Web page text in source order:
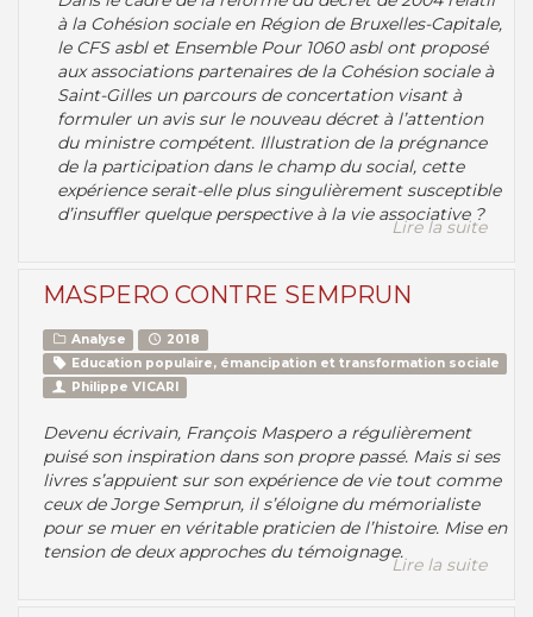
à la Cohésion sociale en Région de Bruxelles-Capitale,
le CFS asbl et Ensemble Pour 1060 asbl ont proposé
aux associations partenaires de la Cohésion sociale à
Saint-Gilles un parcours de concertation visant à
formuler un avis sur le nouveau décret à l’attention
du ministre compétent. Illustration de la prégnance
de la participation dans le champ du social, cette
expérience serait-elle plus singulièrement susceptible
d’insuffler quelque perspective à la vie associative ?
Lire la suite
MASPERO CONTRE SEMPRUN
Analyse
2018
Education populaire, émancipation et transformation sociale
Philippe VICARI
Devenu écrivain, François Maspero a régulièrement
puisé son inspiration dans son propre passé. Mais si ses
livres s’appuient sur son expérience de vie tout comme
ceux de Jorge Semprun, il s’éloigne du mémorialiste
pour se muer en véritable praticien de l’histoire. Mise en
tension de deux approches du témoignage.
Lire la suite